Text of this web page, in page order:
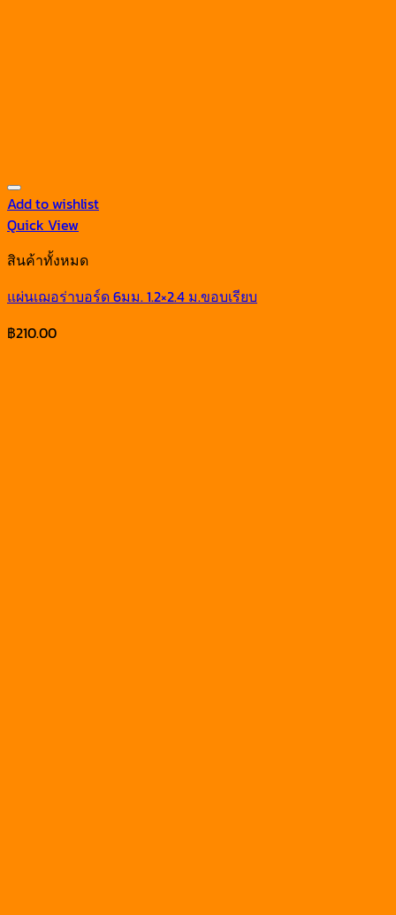
Add to wishlist
Quick View
สินค้าทั้งหมด
แผ่นเฌอร่าบอร์ด 6มม. 1.2×2.4 ม.ขอบเรียบ
฿210.00